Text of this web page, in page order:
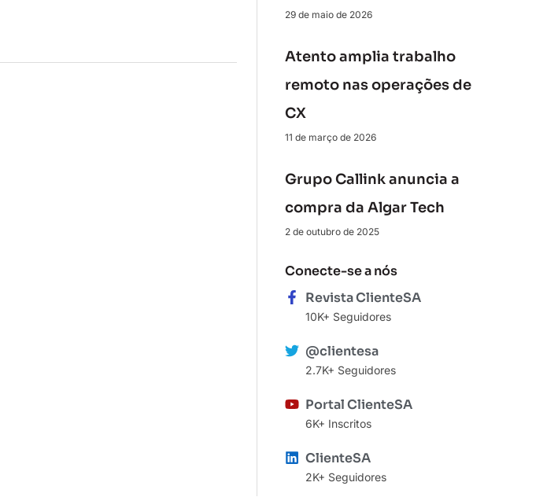
29 de maio de 2026
Atento amplia trabalho
remoto nas operações de
CX
11 de março de 2026
Grupo Callink anuncia a
compra da Algar Tech
2 de outubro de 2025
Conecte-se a nós
Revista ClienteSA
10K+ Seguidores
@clientesa
2.7K+ Seguidores
Portal ClienteSA
6K+ Inscritos
ClienteSA
2K+ Seguidores